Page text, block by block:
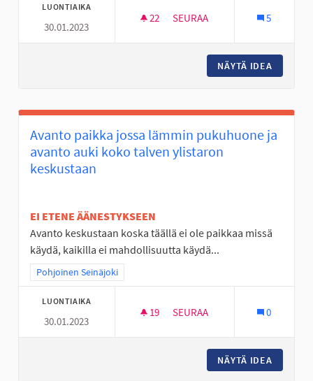
LUONTIAIKA
30.01.2023
22 22 SEURAAJAA
SEURAA 5
NÄYTÄ IDEA
Avanto paikka jossa lämmin pukuhuone ja
avanto auki koko talven ylistaron
keskustaan
EI ETENE ÄÄNESTYKSEEN
Avanto keskustaan koska täällä ei ole paikkaa missä
käydä, kaikilla ei mahdollisuutta käydä...
Rajaa tulokset teeman mukaan: Pohjoinen Seinäjoki
Pohjoinen Seinäjoki
LUONTIAIKA
30.01.2023
19 19 SEURAAJAA
SEURAA 0
NÄYTÄ IDEA